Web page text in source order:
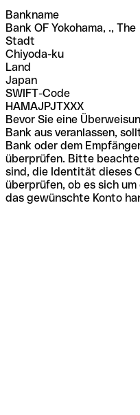
Bankname
Bank OF Yokohama, ., The
Stadt
Chiyoda-ku
Land
Japan
SWIFT-Code
HAMAJPJTXXX
Bevor Sie eine
Bank aus veranlassen,
Bank oder dem
überprüfen. Bitte
sind, die Identität dieses
überprüfen, ob es sich
das gewünschte Konto